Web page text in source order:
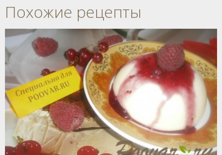
Похожие рецепты